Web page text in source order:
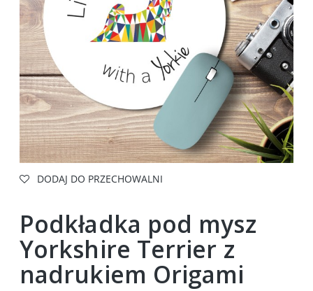
DODAJ DO PRZECHOWALNI
Podkładka pod mysz
Yorkshire Terrier z
nadrukiem Origami